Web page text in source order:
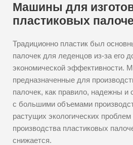
Машины для
пластиковых
Традиционно пластик был
палочек для леденцов из-за его
экономической эффективности.
предназначенные для
палочек, как правило, надежны и
с большими объемами
растущих экологических
производства пластиковых
снижается.